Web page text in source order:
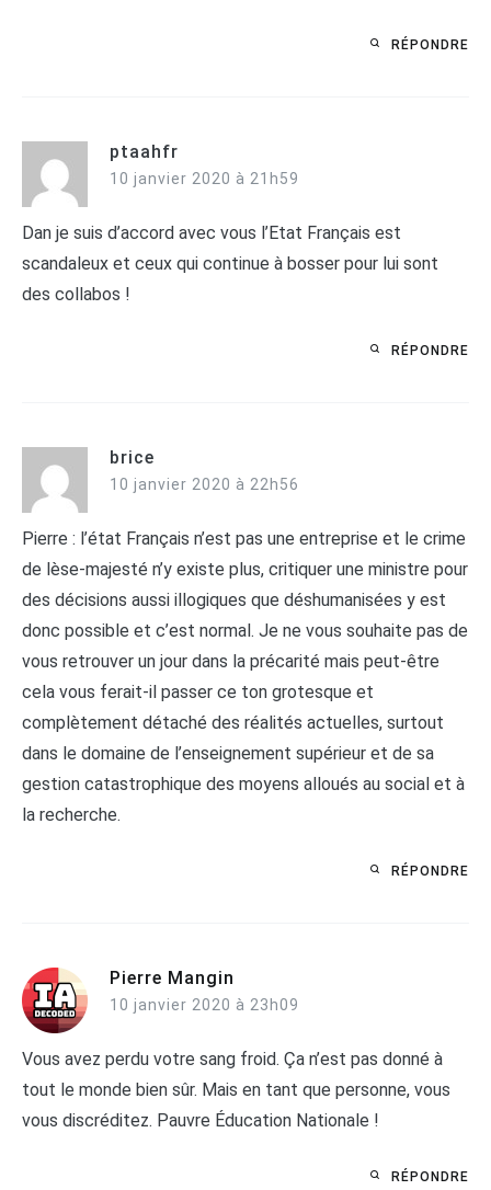
RÉPONDRE
ptaahfr
10 janvier 2020 à 21h59
Dan je suis d’accord avec vous l’Etat Français est
scandaleux et ceux qui continue à bosser pour lui sont
des collabos !
RÉPONDRE
brice
10 janvier 2020 à 22h56
Pierre : l’état Français n’est pas une entreprise et le crime
de lèse-majesté n’y existe plus, critiquer une ministre pour
des décisions aussi illogiques que déshumanisées y est
donc possible et c’est normal. Je ne vous souhaite pas de
vous retrouver un jour dans la précarité mais peut-être
cela vous ferait-il passer ce ton grotesque et
complètement détaché des réalités actuelles, surtout
dans le domaine de l’enseignement supérieur et de sa
gestion catastrophique des moyens alloués au social et à
la recherche.
RÉPONDRE
Pierre Mangin
10 janvier 2020 à 23h09
Vous avez perdu votre sang froid. Ça n’est pas donné à
tout le monde bien sûr. Mais en tant que personne, vous
vous discréditez. Pauvre Éducation Nationale !
RÉPONDRE